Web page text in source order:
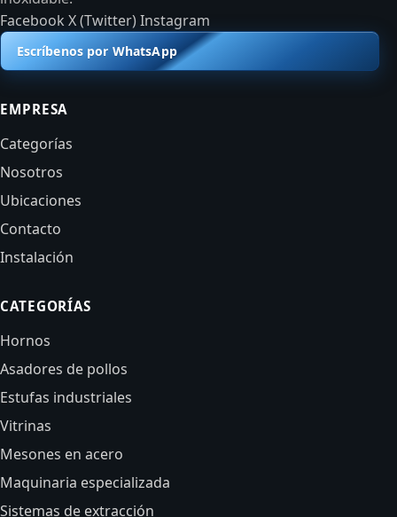
FacebookX (Twitter)Instagram
Escríbenos por WhatsApp
EMPRESA
Categorías
Nosotros
Ubicaciones
Contacto
Instalación
CATEGORÍAS
Hornos
Asadores de pollos
Estufas industriales
Vitrinas
Mesones en acero
Maquinaria especializada
Sistemas de extracción